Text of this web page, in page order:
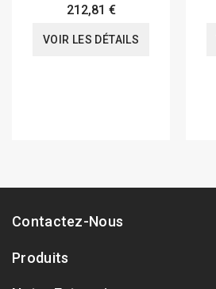
212,81 €
VOIR LES DÉTAILS
Contactez-Nous
Produits